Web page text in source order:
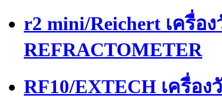
r2 mini/Reichert เครื่
REFRACTOMETER
RF10/EXTECH เครื่อ